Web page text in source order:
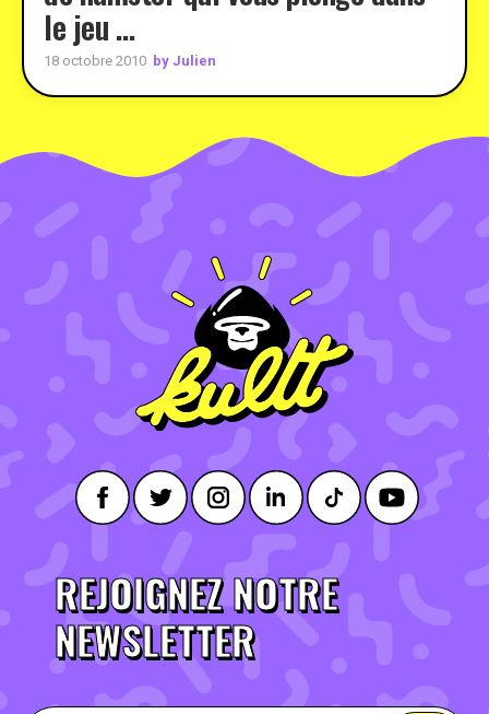
le jeu …
18 octobre 2010 by Julien
REJOIGNEZ NOTRE
NEWSLETTER